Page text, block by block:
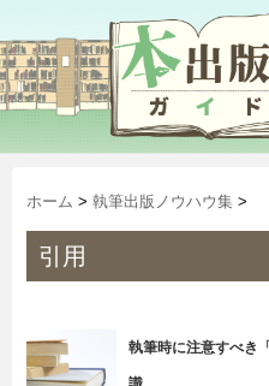
ホーム > 執筆出版ノウハウ集 >
引用
執筆時に注意すべき